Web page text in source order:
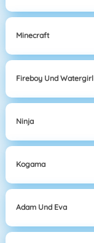
Minecraft
Fireboy Und Watergirl
Ninja
Kogama
Adam Und Eva